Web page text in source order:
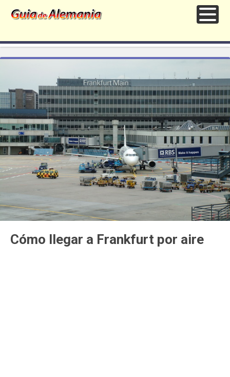
Cómo llegar a Frankfurt por aire